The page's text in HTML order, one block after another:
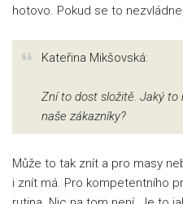
hotovo. Pokud se to
Kateřina Mikšovská:
Zní to dost složitě. Jaký
naše zákazníky?
Může to tak znít a pro masy
i znít má. Pro kompetentního